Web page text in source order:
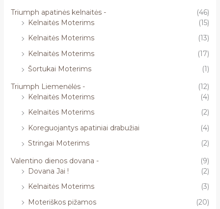
Triumph apatinės kelnaitės -
(46)
Kelnaitės Moterims
(15)
Kelnaitės Moterims
(13)
Kelnaitės Moterims
(17)
Šortukai Moterims
(1)
Triumph Liemenėlės -
(12)
Kelnaitės Moterims
(4)
Kelnaitės Moterims
(2)
Koreguojantys apatiniai drabužiai
(4)
Stringai Moterims
(2)
Valentino dienos dovana -
(9)
Dovana Jai !
(2)
Kelnaitės Moterims
(3)
Moteriškos pižamos
(20)